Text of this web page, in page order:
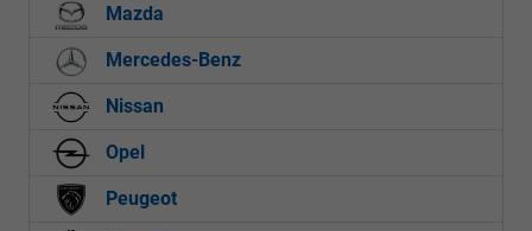
Mazda
Mercedes-Benz
Nissan
Opel
Peugeot